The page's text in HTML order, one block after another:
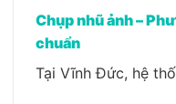
Chụp nhũ ảnh –
chuẩn
Tại Vĩnh Đức, hệ